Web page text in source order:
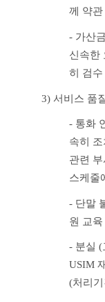
께 약
- 가산
신속한
히 검
3) 서비스 품
- 통화
속히
관련
스케줄
- 단말
원 교
- 분실 (
USIM
(처리